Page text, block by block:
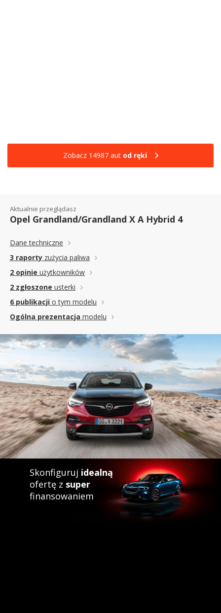
Zobacz 14987 aut od ręki
Aktualnie przeglądasz
Opel Grandland/Grandland X A Hybrid 4
Dane techniczne
3 raporty zużycia paliwa
2 opinie użytkowników
2 zgłoszone usterki
6 publikacji o tym modelu
Ogólna prezentacja modelu
Skonfiguruj idealną
ofertę z super
finansowaniem